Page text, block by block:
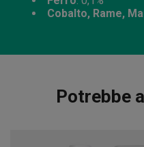
Cobalto, Rame,
Potrebbe